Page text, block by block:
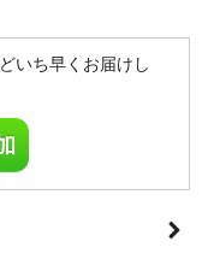
いち早くお届けし